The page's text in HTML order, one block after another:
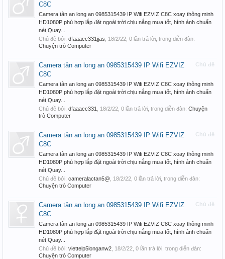
C8C
Camera tân an long an 0985315439 IP Wifi EZVIZ C8C xoay thông minh
HD1080P phù hợp lắp đặt ngoài trời chịu nắng mưa tốt, hình ảnh chuẩn
nét,Quay...
Chủ đề bởi: dfaaacc331jjas 18/2/22 , 0 lần trả lời, trong diễn đàn:
Chuyện trò Computer
Chủ đề
Camera tân an long an 0985315439 IP Wifi EZVIZ
C8C
Camera tân an long an 0985315439 IP Wifi EZVIZ C8C xoay thông minh
HD1080P phù hợp lắp đặt ngoài trời chịu nắng mưa tốt, hình ảnh chuẩn
nét,Quay...
Chủ đề bởi: dfaaacc331 18/2/22 , 0 lần trả lời, trong diễn đàn: Chuyện
trò Computer
Chủ đề
Camera tân an long an 0985315439 IP Wifi EZVIZ
C8C
Camera tân an long an 0985315439 IP Wifi EZVIZ C8C xoay thông minh
HD1080P phù hợp lắp đặt ngoài trời chịu nắng mưa tốt, hình ảnh chuẩn
nét,Quay...
Chủ đề bởi: cameralactan5@ 18/2/22 , 0 lần trả lời, trong diễn đàn:
Chuyện trò Computer
Chủ đề
Camera tân an long an 0985315439 IP Wifi EZVIZ
C8C
Camera tân an long an 0985315439 IP Wifi EZVIZ C8C xoay thông minh
HD1080P phù hợp lắp đặt ngoài trời chịu nắng mưa tốt, hình ảnh chuẩn
nét,Quay...
Chủ đề bởi: viettelp5longanw2 18/2/22 , 0 lần trả lời, trong diễn đàn:
Chuyện trò Computer